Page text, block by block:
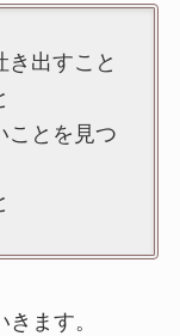
き出すこと
ことを見つ
ます。